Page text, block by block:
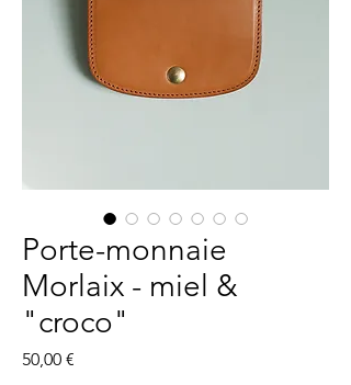
Porte-monnaie
Morlaix - miel &
"croco"
50,00 €